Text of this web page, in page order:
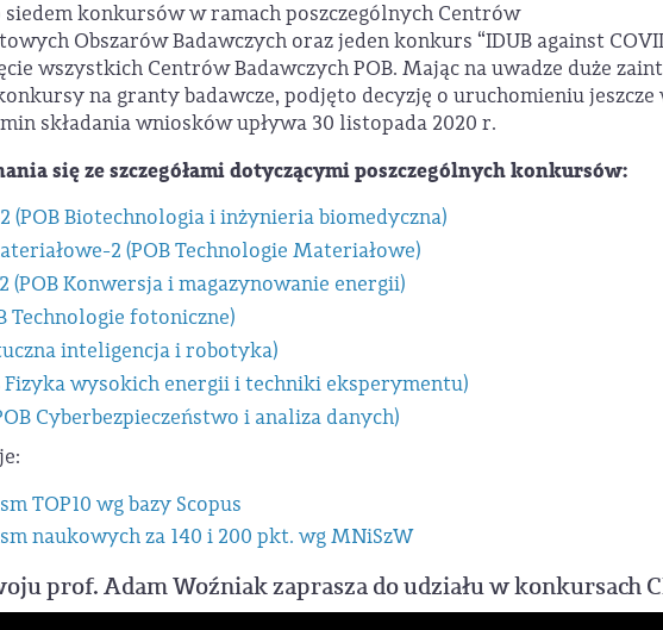
siedem konkursów w ramach poszczególnych Centrów
Obszarów Badawczych oraz jeden konkurs “IDUB against
wszystkich Centrów Badawczych POB. Mając na uwadze duże
na granty badawcze, podjęto decyzję o uruchomieniu
składania wniosków upływa 30 listopada 2020 r.
się ze szczegółami dotyczącymi poszczególnych konkursów:
(POB Biotechnologia i inżynieria biomedyczna)
2 (POB Technologie Materiałowe)
2 (POB Konwersja i magazynowanie energii)
Technologie fotoniczne)
inteligencja i robotyka)
Fizyka wysokich energii i techniki eksperymentu)
Cyberbezpieczeństwo i analiza danych)
TOP10 wg bazy Scopus
naukowych za 140 i 200 pkt. wg MNiSzW
prof. Adam Woźniak zaprasza do udziału w konkursach